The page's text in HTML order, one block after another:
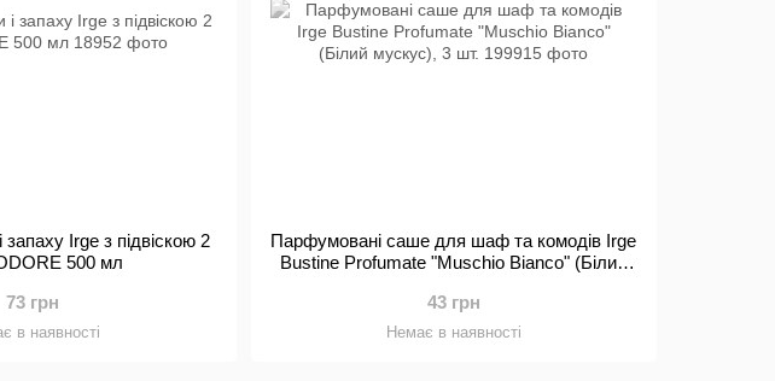
запаху Irge з підвіскою 2
500 мл
73 грн
в наявності
Парфумовані саше для шаф та комодів Irge
Bustine Profumate "Muschio Bianco" (Білий
43 грн
Немає в наявності